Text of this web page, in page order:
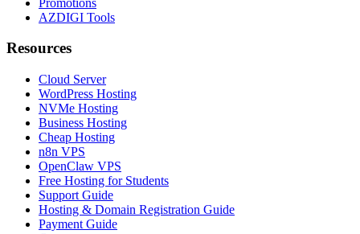
AZDIGI Tools
Resources
Cloud Server
WordPress Hosting
NVMe Hosting
Business Hosting
Cheap Hosting
n8n VPS
OpenClaw VPS
Free Hosting for Students
Support Guide
Hosting & Domain Registration Guide
Payment Guide